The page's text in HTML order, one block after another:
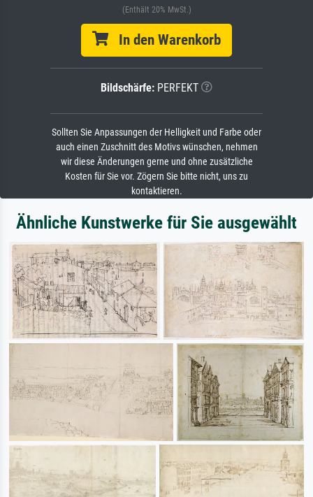
(Enthält 20% MwSt.)
In den Warenkorb
Bildschärfe: PERFEKT
Sollten Sie Anpassungen der Helligkeit und Farbe oder
auch einen Zuschnitt des Motivs wünschen, nehmen
wir diese Änderungen gerne und ohne zusätzliche
Kosten für Sie vor. Zögern Sie bitte nicht, uns zu
kontaktieren.
Ähnliche Kunstwerke für Sie ausgewählt